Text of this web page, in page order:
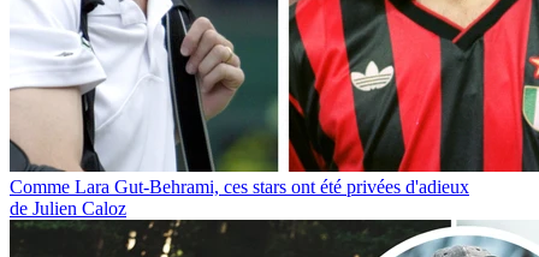
Comme Lara Gut-Behrami, ces stars ont été privées d'adieux
de Julien Caloz